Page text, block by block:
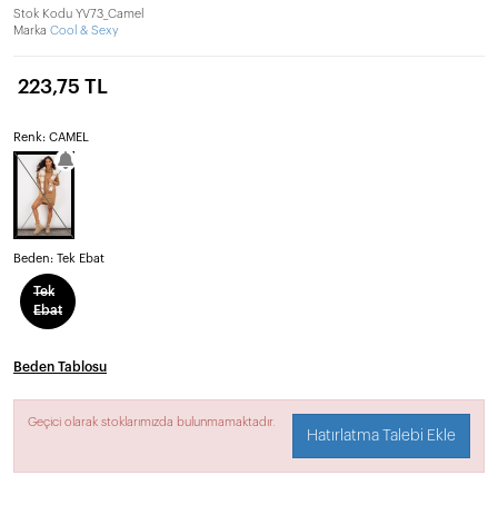
Stok Kodu YV73_Camel
Marka Cool & Sexy
223,75 TL
Renk: CAMEL
Beden: Tek Ebat
Tek
Ebat
Beden Tablosu
Geçici olarak stoklarımızda bulunmamaktadır.
Hatırlatma Talebi Ekle